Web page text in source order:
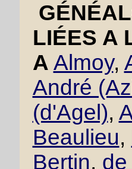
LIÉES A
A Almoy,
André
(d'Agel),
Beaulieu,
Bertin,